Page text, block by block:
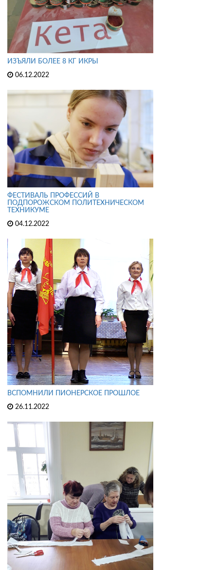
ИЗЪЯЛИ БОЛЕЕ 8 КГ ИКРЫ
06.12.2022
ФЕСТИВАЛЬ ПРОФЕССИЙ В
ПОДПОРОЖСКОМ ПОЛИТЕХНИЧЕСКОМ
ТЕХНИКУМЕ
04.12.2022
ВСПОМНИЛИ ПИОНЕРСКОЕ ПРОШЛОЕ
26.11.2022